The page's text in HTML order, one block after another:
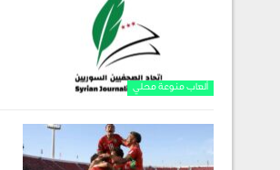
ألعاب منوعة محلي